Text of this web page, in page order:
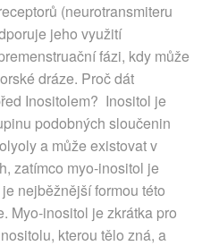
(neurotransmiteru
jeho využití
fázi, kdy může
dráze. Proč dát
Inositolem? Inositol je
podobných sloučenin
a může existovat v
zatímco myo-inositol je
nejběžnější formou této
Myo-inositol je zkrátka pro
kterou tělo zná, a